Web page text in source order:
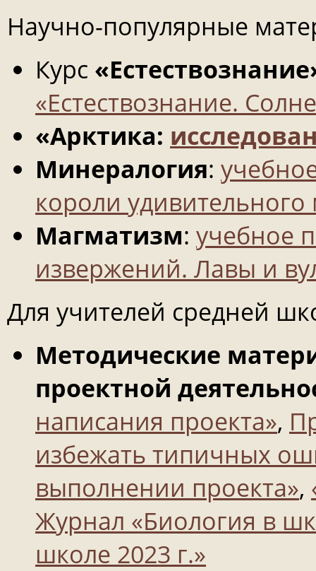
Научно-популярные
Курс
«Естествознание.
«Арктика:
Минералогия:
короли
Магматизм: учебное
извержений. Лавы и
Для учителей средней
Методические
проектной
написания проекта»,
избежать типичных
выполнении проекта»,
Журнал «Биология в
школе 2023 г.»